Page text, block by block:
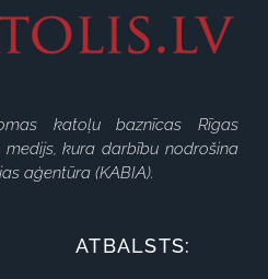
katoļu baznīcas Rīgas
medijs, kura darbību nodrošina
aģentūra (KABIA).
ATBALSTS: